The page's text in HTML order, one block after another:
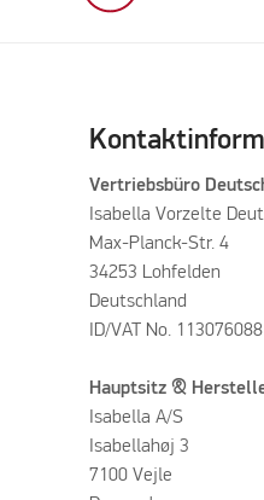
Vertriebsbüro
Isabella Vorzelte
Max-Planck-Str. 4
34253 Lohfelden
Deutschland
ID/VAT No. 113076088
Hauptsitz &
Isabella A/S
Isabellahøj 3
7100 Vejle